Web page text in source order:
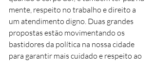
mente, respeito no trabalho e direito a
um atendimento digno. Duas grandes
propostas estão movimentando os
bastidores da política na nossa cidade
para garantir mais cuidado e respeito ao